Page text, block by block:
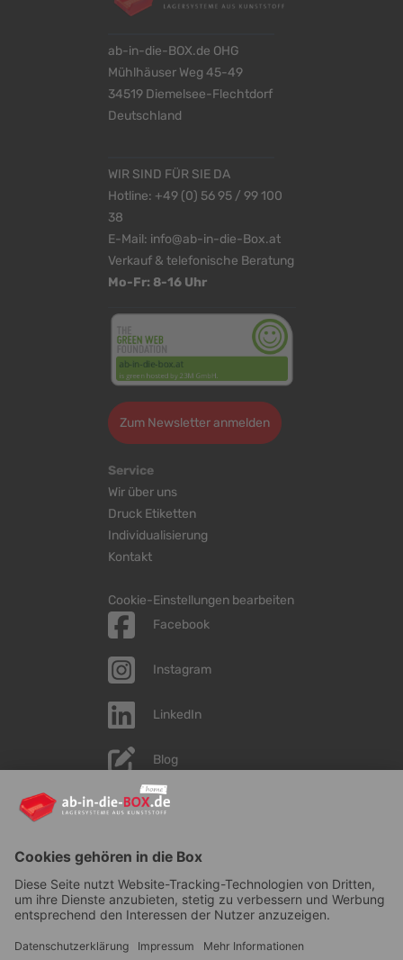
ab-in-die-BOX.de OHG
Mühlhäuser Weg 45-49
34519 Diemelsee-Flechtdorf
Deutschland
WIR SIND FÜR SIE DA
Hotline: +49 (0) 56 95 / 99 100
38
E-Mail: info@ab-in-die-Box.at
Verkauf & telefonische Beratung
Mo-Fr: 8-16 Uhr
Zum Newsletter anmelden
Service
Wir über uns
Druck Etiketten
Individualisierung
Kontakt
Cookie-Einstellungen bearbeiten
Facebook
Instagram
LinkedIn
Blog
YouTube